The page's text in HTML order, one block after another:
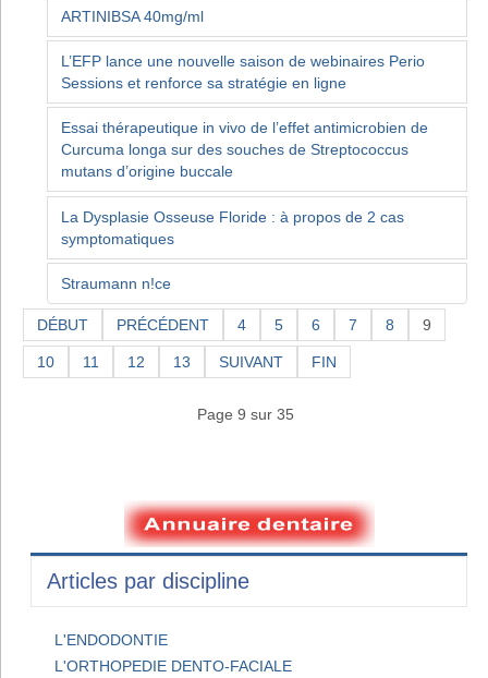
ARTINIBSA 40mg/ml
L’EFP lance une nouvelle saison de webinaires Perio
Sessions et renforce sa stratégie en ligne
Essai thérapeutique in vivo de l’effet antimicrobien de
Curcuma longa sur des souches de Streptococcus
mutans d’origine buccale
La Dysplasie Osseuse Floride : à propos de 2 cas
symptomatiques
Straumann n!ce
DÉBUT PRÉCÉDENT 4 5 6 7 8 9
10 11 12 13 SUIVANT FIN
Page 9 sur 35
Articles par discipline
L'ENDODONTIE
L'ORTHOPEDIE DENTO-FACIALE